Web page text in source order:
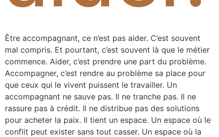
Être accompagnant, ce n’est pas aider. C’est souvent
mal compris. Et pourtant, c’est souvent là que le métier
commence. Aider, c’est prendre une part du problème.
Accompagner, c’est rendre au problème sa place pour
que ceux qui le vivent puissent le travailler. Un
accompagnant ne sauve pas. Il ne tranche pas. Il ne
rassure pas à crédit. Il ne distribue pas des solutions
pour acheter la paix. Il tient un espace. Un espace où le
conflit peut exister sans tout casser. Un espace où la